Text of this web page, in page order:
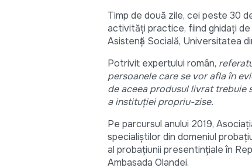
Timp de două zile, cei peste 30
activități practice, fiind ghidați
Asistență Socială, Universitatea
Potrivit expertului român,
persoanele care se vor afla în
de aceea produsul livrat trebuie
a instituției propriu-zise.
Pe parcursul anului 2019,
specialiștilor din domeniul
al probațiunii presentințiale în
Ambasada Olandei.